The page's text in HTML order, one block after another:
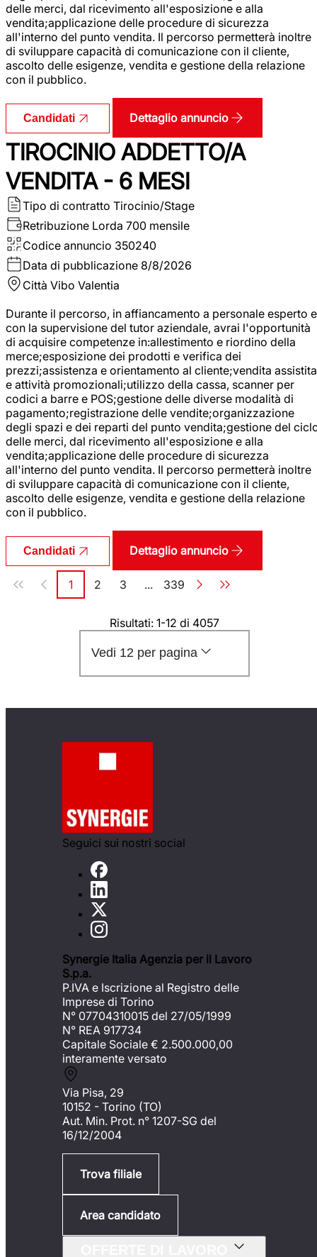
delle merci, dal ricevimento all'esposizione e alla
vendita;applicazione delle procedure di sicurezza
all'interno del punto vendita. Il percorso permetterà inoltre
di sviluppare capacità di comunicazione con il cliente,
ascolto delle esigenze, vendita e gestione della relazione
con il pubblico.
Candidati Dettaglio annuncio
TIROCINIO ADDETTO/A
VENDITA - 6 MESI
Tipo di contratto Tirocinio/Stage
Retribuzione Lorda 700 mensile
Codice annuncio 350240
Data di pubblicazione 8/8/2026
Città Vibo Valentia
Durante il percorso, in affiancamento a personale esperto e
con la supervisione del tutor aziendale, avrai l'opportunità
di acquisire competenze in:allestimento e riordino della
merce;esposizione dei prodotti e verifica dei
prezzi;assistenza e orientamento al cliente;vendita assistita
e attività promozionali;utilizzo della cassa, scanner per
codici a barre e POS;gestione delle diverse modalità di
pagamento;registrazione delle vendite;organizzazione
degli spazi e dei reparti del punto vendita;gestione del
delle merci, dal ricevimento all'esposizione e alla
vendita;applicazione delle procedure di sicurezza
all'interno del punto vendita. Il percorso permetterà inoltre
di sviluppare capacità di comunicazione con il cliente,
ascolto delle esigenze, vendita e gestione della relazione
con il pubblico.
Candidati Dettaglio annuncio
Paginazione
Pagina
1 Pagina
2 Pagina
3 ... Pagina
339
Risultati: 1-12 di 4057
Vedi 12 per pagina
Seguici sui nostri social
Synergie Italia Agenzia per il Lavoro
S.p.a.
P.IVA e Iscrizione al Registro delle
Imprese di Torino
N° 07704310015 del 27/05/1999
N° REA 917734
Capitale Sociale € 2.500.000,00
interamente versato
Via Pisa, 29
10152 - Torino (TO)
Aut. Min. Prot. n° 1207-SG del
16/12/2004
Trova filiale
Area candidato